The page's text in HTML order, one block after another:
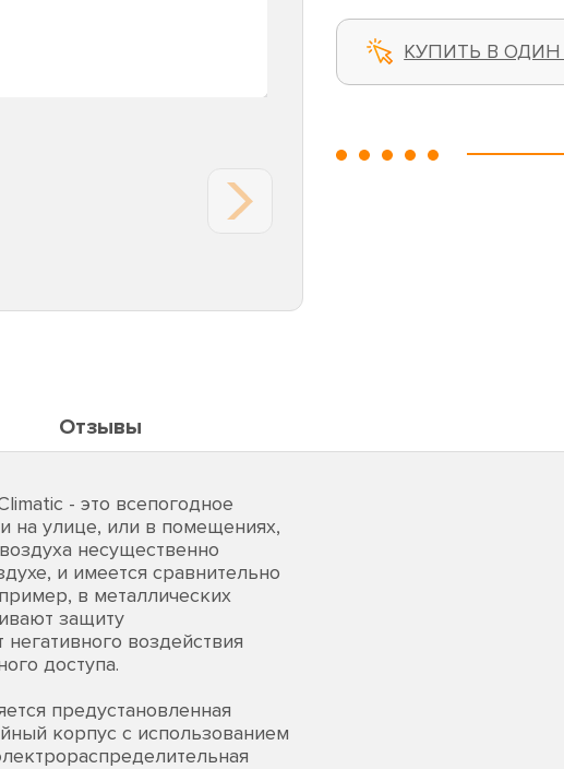
КУПИТЬ В
Отзывы
- это всепогодное
на улице, или в помещениях,
несущественно
и имеется сравнительно
в металлических
защиту
воздействия
доступа.
предустановленная
корпус с использованием